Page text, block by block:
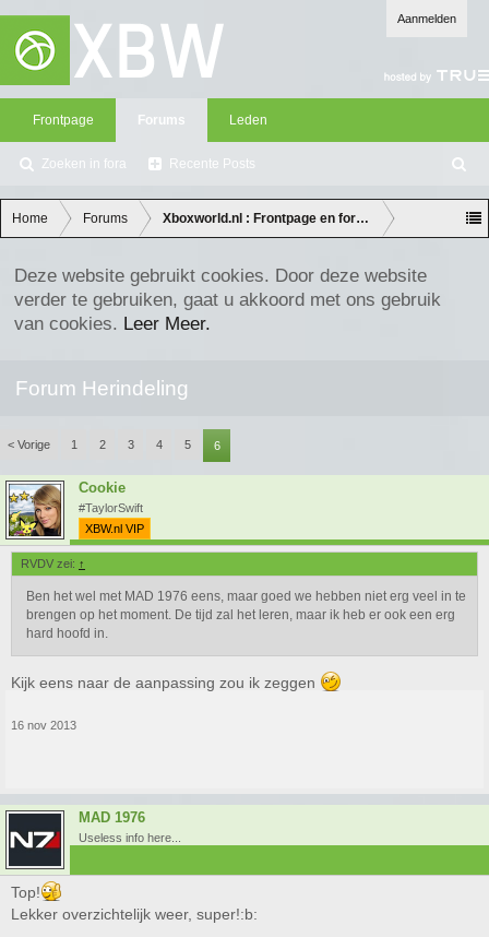
Aanmelden
Frontpage Forums
Zoeken in fora Recente Posts
Leden
oe
ke
n
Home Forums Xboxworld.nl : Frontpage en forum discussie
Deze website gebruikt cookies. Door deze website
verder te gebruiken, gaat u akkoord met ons gebruik
van cookies. Leer Meer.
Forum Herindeling
< Vorige 1 2 3 4 5 6
Cookie
#TaylorSwift
XBW.nl VIP
RVDV zei: ↑
Ben het wel met MAD 1976 eens, maar goed we hebben niet erg veel in te
brengen op het moment. De tijd zal het leren, maar ik heb er ook een erg
hard hoofd in.
Kijk eens naar de aanpassing zou ik zeggen
16 nov 2013
MAD 1976
Useless info here...
Top!
Lekker overzichtelijk weer, super!:b: